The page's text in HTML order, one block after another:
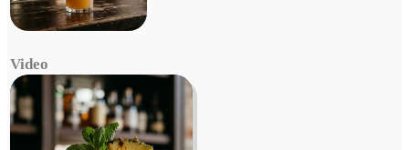
Video
Video
Player